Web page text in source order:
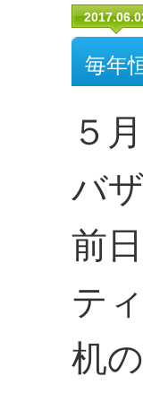
毎年
５
バ
前
テ
机